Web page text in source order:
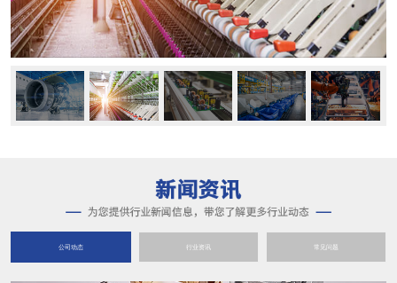
公司动态 行业资讯 常见问题